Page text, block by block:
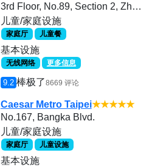
3rd Floor, No.89, Section 2, Zhongxiao East Road,
儿童/家庭设施
家庭厅 儿童餐
基本设施
无线网络 更多信息
9.2 棒极了8669 评论
Caesar Metro Taipei★★★★★
No.167, Bangka Blvd.
儿童/家庭设施
家庭厅 儿童设施
基本设施